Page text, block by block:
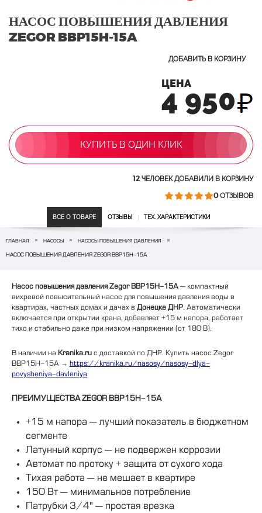
НАСОС ПОВЫШЕНИЯ ДАВЛЕНИЯ
ZEGOR BBP15H-15A
ДОБАВИТЬ В КОРЗИНУ
ЦЕНА
4 950
КУПИТЬ В ОДИН КЛИК
ВСЕ О ТОВАРЕ ОТЗЫВЫ ТЕХ. ХАРАКТЕРИСТИКИ
12 ЧЕЛОВЕК ДОБАВИЛИ В КОРЗИНУ
0ОТЗЫВОВ
ГЛАВНАЯ НАСОСЫ НАСОСЫ ПОВЫШЕНИЯ ДАВЛЕНИЯ
НАСОС ПОВЫШЕНИЯ ДАВЛЕНИЯ ZEGOR BBP15H-15A
Насос повышения давления Zegor BBP15H-15A — компактный
вихревой повысительный насос для повышения давления воды в
квартирах, частных домах и дачах в Донецке ДНР. Автоматически
включается при открытии крана, добавляет +15 м напора, работает
тихо и стабильно даже при низком напряжении (от 180 В).
В наличии на Kranika.ru с доставкой по ДНР. Купить насос Zegor
BBP15H-15A → https://kranika.ru/nasosy/nasosy-dlya-
povysheniya-davleniya
ПРЕИМУЩЕСТВА ZEGOR BBP15H-15A
+15 м напора — лучший показатель в бюджетном
сегменте
Латунный корпус — не подвержен коррозии
Автомат по протоку + защита от сухого хода
Тихая работа — не мешает в квартире
150 Вт — минимальное потребление
Патрубки 3/4" — простая врезка